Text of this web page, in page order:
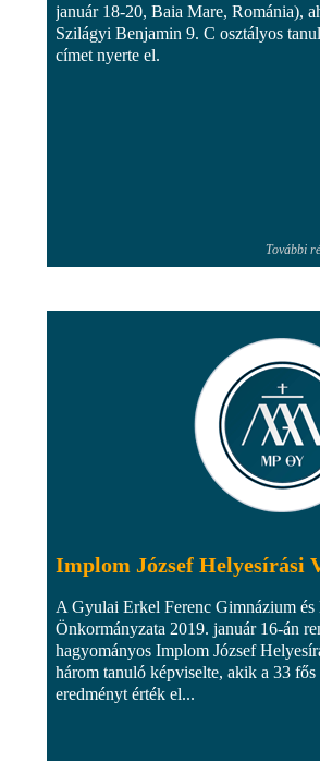
január 18-20, Baia Mare, Románia),
Szilágyi Benjamin 9. C osztályos
címet nyerte el.
További
Implom József Helyesírási
A Gyulai Erkel Ferenc Gimnázium
Önkormányzata 2019. január 16-án
hagyományos Implom József
három tanuló képviselte, akik a 33
eredményt érték el...